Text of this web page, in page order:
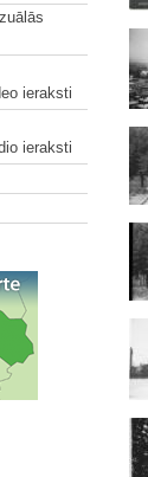
ieraksti
ieraksti